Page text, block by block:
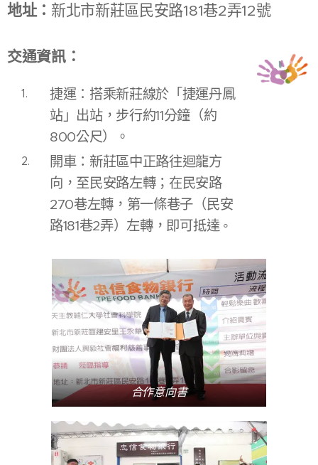
地址： 新北市新莊區民安路181巷2弄12號
交通資訊：
捷運：搭乘新莊線於「捷運丹鳳
站」出站，步行約11分鐘（約
800公尺）。
開車：新莊區中正路往迴龍方
向，至民安路左轉；在民安路
270巷左轉，第一條巷子（民安
路181巷2弄）左轉，即可抵達。
合作意向書